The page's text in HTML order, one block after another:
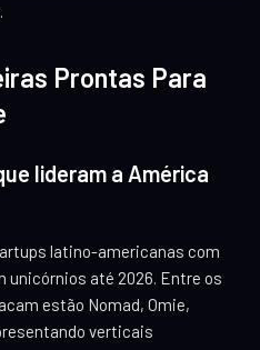
Prontas Para
lideram a América
latino-americanas com
unicórnios até 2026. Entre os
estão Nomad, Omie,
verticais